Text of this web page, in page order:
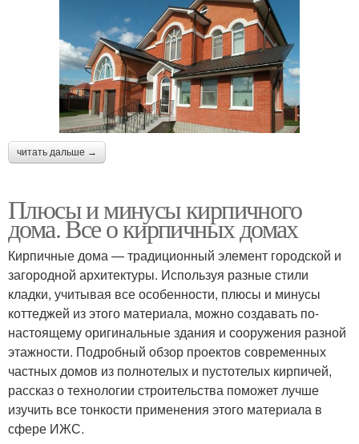
читать дальше →
Плюсы и минусы кирпичного
дома. Все о кирпичных домах
Кирпичные дома — традиционный элемент городской и
загородной архитектуры. Используя разные стили
кладки, учитывая все особенности, плюсы и минусы
коттеджей из этого материала, можно создавать по-
настоящему оригинальные здания и сооружения разной
этажности. Подробный обзор проектов современных
частных домов из полнотелых и пустотелых кирпичей,
рассказ о технологии строительства поможет лучше
изучить все тонкости применения этого материала в
сфере ИЖС.